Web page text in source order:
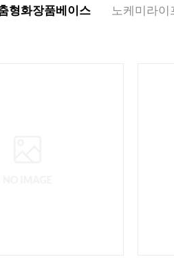
형화장품베이스 노케미라이